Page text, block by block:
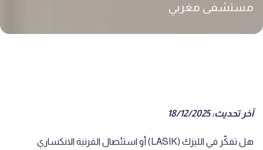
مستشفى مغربي
آخر تحديث: 18/12/2025
هل تفكّر في الليزك (LASIK) أو استئصال القرنية الانكساري